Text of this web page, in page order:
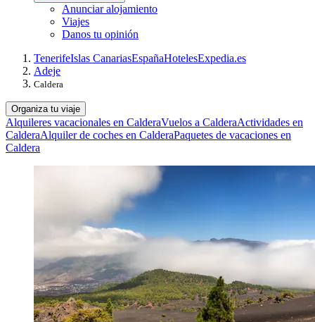
Anunciar alojamiento
Viajes
Danos tu opinión
TenerifeIslas CanariasEspañaHotelesExpedia.es
Adeje
Caldera
Organiza tu viaje
Alquileres vacacionales en CalderaVuelos a CalderaActividades en
CalderaAlquiler de coches en CalderaPaquetes de vacaciones en
Caldera